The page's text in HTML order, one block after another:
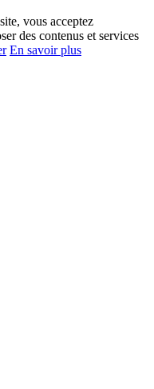
vous acceptez
des contenus et services
En savoir plus